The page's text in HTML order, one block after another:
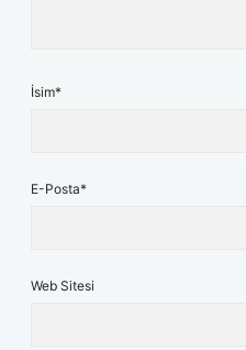
İsim*
E-Posta*
Web Sitesi